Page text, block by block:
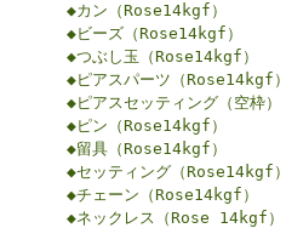
◆カン（Rose14kgf）
◆ビーズ（Rose14kgf）
◆つぶし玉（Rose14kgf）
◆ピアスパーツ（Rose14kgf）
◆ピアスセッティング（空枠）
◆ピン（Rose14kgf）
◆留具（Rose14kgf）
◆セッティング（Rose14kgf）
◆チェーン（Rose14kgf）
◆ネックレス（Rose 14kgf）